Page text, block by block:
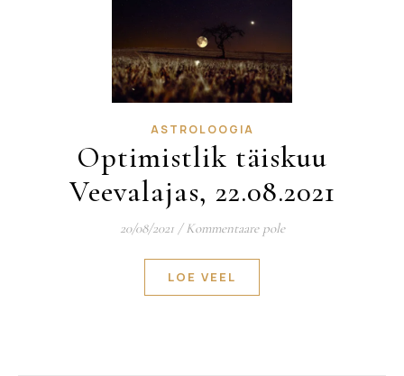
ASTROLOOGIA
Optimistlik täiskuu
Veevalajas, 22.08.2021
20/08/2021 / Kommentaare pole
LOE VEEL